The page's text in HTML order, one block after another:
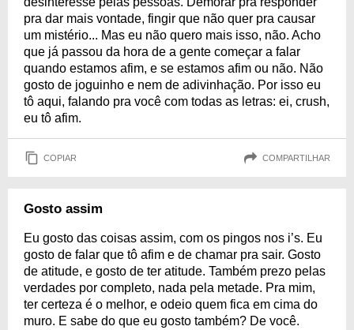
pra dar mais vontade, fingir que não quer pra causar
um mistério... Mas eu não quero mais isso, não. Acho
que já passou da hora de a gente começar a falar
quando estamos afim, e se estamos afim ou não. Não
gosto de joguinho e nem de adivinhação. Por isso eu
tô aqui, falando pra você com todas as letras: ei, crush,
eu tô afim.
COPIAR COMPARTILHAR
Gosto assim
Eu gosto das coisas assim, com os pingos nos i’s. Eu
gosto de falar que tô afim e de chamar pra sair. Gosto
de atitude, e gosto de ter atitude. Também prezo pelas
verdades por completo, nada pela metade. Pra mim,
ter certeza é o melhor, e odeio quem fica em cima do
muro. E sabe do que eu gosto também? De você.